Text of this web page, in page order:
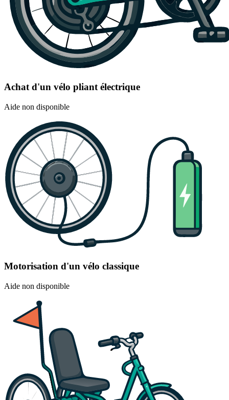
Achat d'un vélo pliant électrique
Aide non disponible
Motorisation d'un vélo classique
Aide non disponible